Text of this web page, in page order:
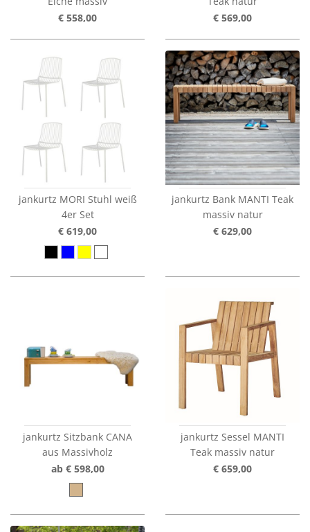
€ 558,00
€ 569,00
jankurtz MORI Stuhl weiß
4er Set
€ 619,00
jankurtz Bank MANTI Teak
massiv natur
€ 629,00
jankurtz Sitzbank CANA
aus Massivholz
ab € 598,00
jankurtz Sessel MANTI
Teak massiv natur
€ 659,00